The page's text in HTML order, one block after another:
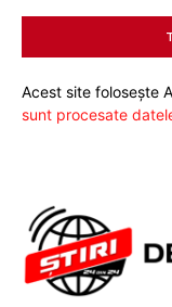
Acest site folosește
sunt procesate